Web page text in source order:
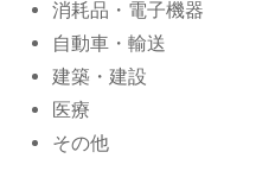
消耗品・電子機器
自動車・輸送
建築・建設
医療
その他